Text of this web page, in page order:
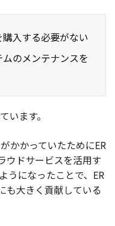
入する必要がない
のメンテナンスを
います。
かかっていたためにER
ウドサービスを活用す
うになったことで、ER
も大きく貢献している